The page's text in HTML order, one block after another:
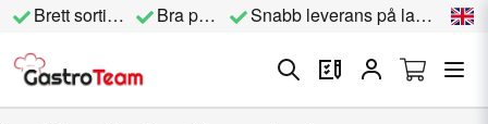
Brett sortiment Bra priser Snabb leverans på lagervara